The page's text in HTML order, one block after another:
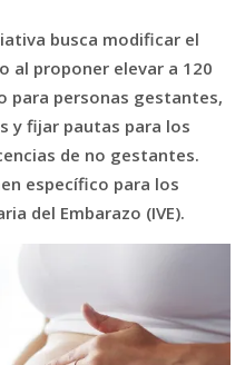
busca modificar el
al proponer elevar a 120
para personas gestantes,
y fijar pautas para los
de no gestantes.
específico para los
del Embarazo (IVE).